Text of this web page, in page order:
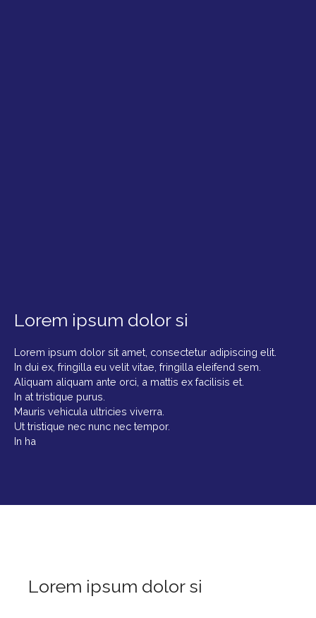
Lorem ipsum dolor si
Lorem ipsum dolor sit amet, consectetur adipiscing elit.
In dui ex, fringilla eu velit vitae, fringilla eleifend sem.
Aliquam aliquam ante orci, a mattis ex facilisis et.
In at tristique purus.
Mauris vehicula ultricies viverra.
Ut tristique nec nunc nec tempor.
In ha
Lorem ipsum dolor si